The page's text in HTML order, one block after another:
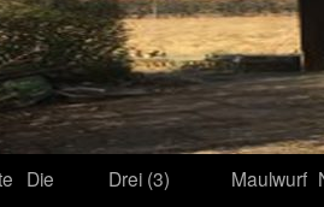
Die
Drei (3)
Maulwurf